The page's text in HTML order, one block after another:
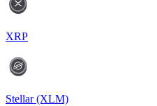
XRP
Stellar (XLM)